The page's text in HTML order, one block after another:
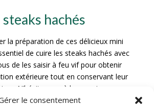
le consentement
hachés
la préparation de ces délicieux mini
de cuire les steaks hachés avec
de les saisir à feu vif pour obtenir
extérieure tout en conservant leur
N’hésitez pas à les assaisonner
de votre choix pour relever leur saveur.